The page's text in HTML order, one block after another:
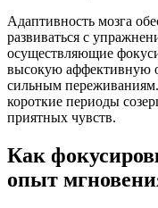
Адаптивность мозга
развиваться с
осуществляющие
высокую аффективную
сильным
короткие периоды
приятных чувств.
Как
опыт